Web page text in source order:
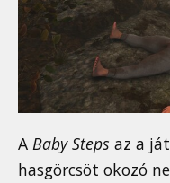
A Baby Steps az a
hasgörcsöt okozó